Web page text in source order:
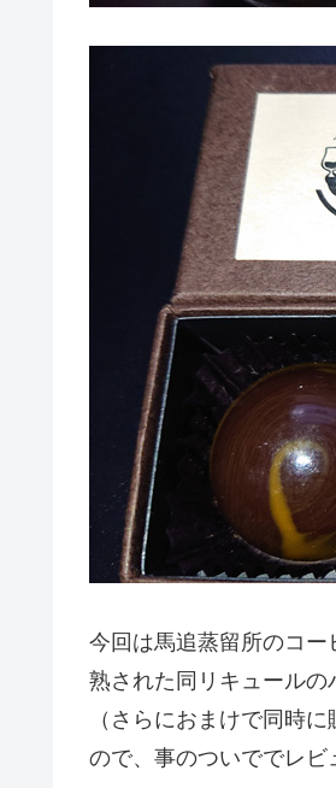
今回は馬追蒸留所のコ
熟された同リキュールの
（さらにおまけで同時
ので、事のついででレビ